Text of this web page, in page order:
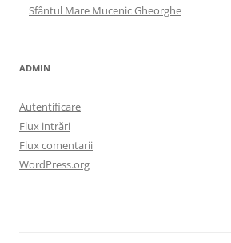
Sfântul Mare Mucenic Gheorghe
ADMIN
Autentificare
Flux intrări
Flux comentarii
WordPress.org